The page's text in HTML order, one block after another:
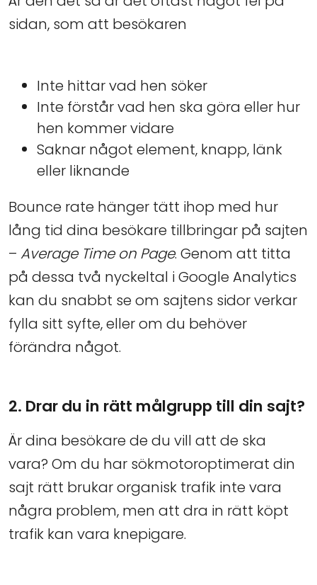
sidan, som att besökaren
Inte hittar vad hen söker
Inte förstår vad hen ska göra eller hur
hen kommer vidare
Saknar något element, knapp, länk
eller liknande
Bounce rate hänger tätt ihop med hur
lång tid dina besökare tillbringar på sajten
– Average Time on Page. Genom att titta
på dessa två nyckeltal i Google Analytics
kan du snabbt se om sajtens sidor verkar
fylla sitt syfte, eller om du behöver
förändra något.
2. Drar du in rätt målgrupp till din sajt?
Är dina besökare de du vill att de ska
vara? Om du har sökmotoroptimerat din
sajt rätt brukar organisk trafik inte vara
några problem, men att dra in rätt köpt
trafik kan vara knepigare.